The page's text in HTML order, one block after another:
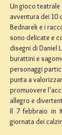
Un gioco
avventura dei 10
Bednarek e i
sono delicate e
disegni di Daniel
burattini e
personaggi
punta a
promuovere
allegro e
Il 7 febbraio in
giornata dei